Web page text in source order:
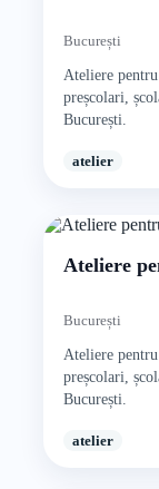
București
Ateliere
preșcolari,
București.
atelier
Ateliere
București
Ateliere
preșcolari,
București.
atelier